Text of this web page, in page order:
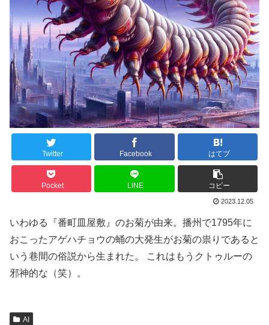
Twitter Facebook はてブ
Pocket LINE コピー
2023.12.05
いわゆる『番町皿屋敷』のお菊が由来。播州で1795年に
おこったアゲハチョウの蛹の大発生がお菊の祟りであると
いう巷間の俗説から生まれた。 これはもうクトゥルーの
邪神的な（笑）。
AI